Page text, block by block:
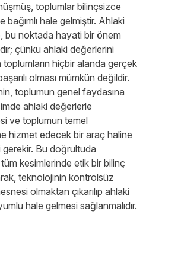
toplumlar bilinçsizce
bağımlı hale gelmiştir. Ahlaki
bu noktada hayati bir önem
çünkü ahlaki değerlerini
hiçbir alanda gerçek
olması mümkün değildir.
toplumun genel faydasına
ahlaki değerlerle
ve toplumun temel
hizmet edecek bir araç haline
gerekir. Bu doğrultuda
kesimlerinde etik bir bilinç
teknolojinin kontrolsüz
olmaktan çıkarılıp ahlaki
hale gelmesi sağlanmalıdır.